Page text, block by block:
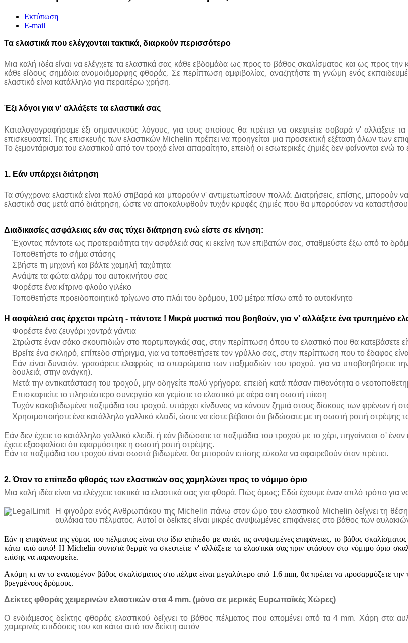
Εκτύπωση
E-mail
Τα ελαστικά που ελέγχονται τακτικά, διαρκούν περισσότερο
Μια καλή ιδέα είναι να ελέγχετε τα ελαστικά σας κάθε εβδομάδα ως προς το βάθος σκαλίσματος και ως προς
κάθε είδους σημάδια ανομοιόμορφης φθοράς. Σε περίπτωση αμφιβολίας, αναζητήστε τη γνώμη ενός
ελαστικό είναι κατάλληλο για περαιτέρω χρήση.
Έξι λόγοι για ν' αλλάξετε τα ελαστικά σας
Καταλογογραφήσαμε έξι σημαντικούς λόγους, για τους οποίους θα πρέπει να σκεφτείτε σοβαρά ν' αλλάξετε
επισκευαστεί. Της επισκευής των ελαστικών Michelin πρέπει να προηγείται μια προσεκτική εξέταση όλων των
Το ξεμοντάρισμα του ελαστικού από τον τροχό είναι απαραίτητο, επειδή οι εσωτερικές ζημιές δεν φαίνονται ενώ το
1. Εάν υπάρχει διάτρηση
Τα σύγχρονα ελαστικά είναι πολύ στιβαρά και μπορούν ν' αντιμετωπίσουν πολλά. Διατρήσεις, επίσης, μπορούν
ελαστικό σας μετά από διάτρηση, ώστε να αποκαλυφθούν τυχόν κρυφές ζημιές που θα μπορούσαν να
Διαδικασίες ασφάλειας εάν σας τύχει διάτρηση ενώ είστε σε κίνηση:
Έχοντας πάντοτε ως προτεραιότητα την ασφάλειά σας κι εκείνη των επιβατών σας, σταθμεύστε έξω από το
Τοποθετήστε το σήμα στάσης
Σβήστε τη μηχανή και βάλτε χαμηλή ταχύτητα
Ανάψτε τα φώτα αλάρμ του αυτοκινήτου σας
Φορέστε ένα κίτρινο φλούο γιλέκο
Τοποθετήστε προειδοποιητικό τρίγωνο στο πλάι του δρόμου, 100 μέτρα πίσω από το αυτοκίνητο
Η ασφάλειά σας έρχεται πρώτη - πάντοτε ! Μικρά μυστικά που βοηθούν, για ν' αλλάξετε ένα τρυπημένο
Φορέστε ένα ζευγάρι χοντρά γάντια
Στρώστε έναν σάκο σκουπιδιών στο πορτμπαγκάζ σας, στην περίπτωση όπου το ελαστικό που θα κατεβάσετε
Βρείτε ένα σκληρό, επίπεδο στήριγμα, για να τοποθετήσετε τον γρύλλο σας, στην περίπτωση που το έδαφος
Εάν είναι δυνατόν, γρασάρετε ελαφρώς τα σπειρώματα των παξιμαδιών του τροχού, για να υποβοηθήσετε
δουλειά, στην ανάγκη).
Μετά την αντικατάσταση του τροχού, μην οδηγείτε πολύ γρήγορα, επειδή κατά πάσαν πιθανότητα ο
Επισκεφτείτε το πλησιέστερο συνεργείο και γεμίστε το ελαστικό με αέρα στη σωστή πίεση
Τυχόν κακοβιδωμένα παξιμάδια του τροχού, υπάρχει κίνδυνος να κάνουν ζημιά στους δίσκους των φρένων ή
Χρησιμοποιήστε ένα κατάλληλο γαλλικό κλειδί, ώστε να είστε βέβαιοι ότι βιδώσατε με τη σωστή ροπή στρέψης
Εάν δεν έχετε το κατάλληλο γαλλικό κλειδί, ή εάν βιδώσατε τα παξιμάδια του τροχού με το χέρι, πηγαίνεται σ'
έχετε εξασφαλίσει ότι εφαρμόστηκε η σωστή ροπή στρέψης.
Εάν τα παξιμάδια του τροχού είναι σωστά βιδωμένα, θα μπορούν επίσης εύκολα να αφαιρεθούν όταν πρέπει.
2. Όταν το επίπεδο φθοράς των ελαστικών σας χαμηλώνει προς το νόμιμο όριο
Μια καλή ιδέα είναι να ελέγχετε τακτικά τα ελαστικά σας για φθορά. Πώς όμως; Εδώ έχουμε έναν απλό τρόπο για
Η φιγούρα ενός Ανθρωπάκου της Michelin πάνω στον ώμο του ελαστικού Michelin δείχνει τη
αυλάκια του πέλματος. Αυτοί οι δείκτες είναι μικρές ανυψωμένες επιφάνειες στο βάθος των
Εάν η επιφάνεια της γόμας του πέλματος είναι στο ίδιο επίπεδο με αυτές τις ανυψωμένες επιφάνειες, το βάθος
κάτω από αυτό! Η Michelin συνιστά θερμά να σκεφτείτε ν' αλλάξετε τα ελαστικά σας πριν φτάσουν στο νόμιμο όριο
επίσης να παρανομείτε.
Ακόμη κι αν το εναπομένον βάθος σκαλίσματος στο πέλμα είναι μεγαλύτερο από 1.6 mm, θα πρέπει να προσαρμόζετε την
βρεγμένους δρόμους.
Δείκτες φθοράς χειμερινών ελαστικών στα 4 mm. (μόνο σε μερικές Ευρωπαϊκές Χώρες)
Ο ενδιάμεσος δείκτης φθοράς ελαστικού δείχνει το βάθος πέλματος που απομένει από τα 4 mm. Χάρη στα
χειμερινές επιδόσεις του και κάτω από τον δείκτη αυτόν